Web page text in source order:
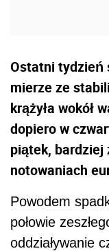
Ostatni tydzień
mierze ze
krążyła wokół
dopiero w
piątek, bardziej
notowaniach
Powodem
połowie
oddziaływanie